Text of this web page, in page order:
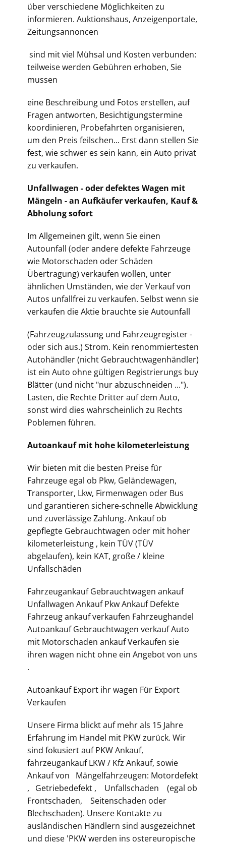
über verschiedene Möglichkeiten zu
informieren. Auktionshaus, Anzeigenportale,
Zeitungsannoncen
sind mit viel Mühsal und Kosten verbunden:
teilweise werden Gebühren erhoben, Sie
mussen
eine Beschreibung und Fotos erstellen, auf
Fragen antworten, Besichtigungstermine
koordinieren, Probefahrten organisieren,
um den Preis feilschen... Erst dann stellen Sie
fest, wie schwer es sein kann, ein Auto privat
zu verkaufen.
Unfallwagen - oder defektes Wagen mit
Mängeln - an Aufkäufer verkaufen, Kauf &
Abholung sofort
Im Allgemeinen gilt, wenn Sie einen
Autounfall (oder andere defekte Fahrzeuge
wie Motorschaden oder Schäden
Übertragung) verkaufen wollen, unter
ähnlichen Umständen, wie der Verkauf von
Autos unfallfrei zu verkaufen. Selbst wenn sie
verkaufen die Aktie brauchte sie Autounfall
(Fahrzeugzulassung und Fahrzeugregister -
oder sich aus.) Strom. Kein renommiertesten
Autohändler (nicht Gebrauchtwagenhändler)
ist ein Auto ohne gültigen Registrierungs buy
Blätter (und nicht "nur abzuschneiden ...").
Lasten, die Rechte Dritter auf dem Auto,
sonst wird dies wahrscheinlich zu Rechts
Poblemen führen.
Autoankauf mit hohe kilometerleistung
Wir bieten mit die besten Preise für
Fahrzeuge egal ob Pkw, Geländewagen,
Transporter, Lkw, Firmenwagen oder Bus
und garantieren sichere-schnelle Abwicklung
und zuverlässige Zahlung. Ankauf ob
gepflegte Gebrauchtwagen oder mit hoher
kilometerleistung , kein TÜV (TÜV
abgelaufen), kein KAT, große / kleine
Unfallschäden
Fahrzeugankauf Gebrauchtwagen ankauf
Unfallwagen Ankauf Pkw Ankauf Defekte
Fahrzeug ankauf verkaufen Fahrzeughandel
Autoankauf Gebrauchtwagen verkauf Auto
mit Motorschaden ankauf Verkaufen sie
ihren wagen nicht ohne ein Angebot von uns
.
Autoankauf Export ihr wagen Für Export
Verkaufen
Unsere Firma blickt auf mehr als 15 Jahre
Erfahrung im Handel mit PKW zurück. Wir
sind fokusiert auf PKW Ankauf,
fahrzeugankauf LKW / Kfz Ankauf, sowie
Ankauf von Mängelfahrzeugen: Motordefekt
, Getriebedefekt , Unfallschaden (egal ob
Frontschaden, Seitenschaden oder
Blechschaden). Unsere Kontakte zu
ausländischen Händlern sind ausgezeichnet
und diese 'PKW werden ins ostereuropische